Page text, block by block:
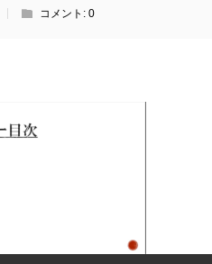
コメント: 0